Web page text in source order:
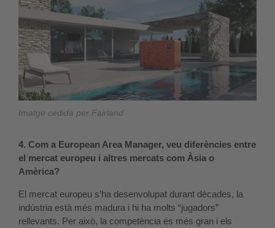
Imatge cedida per Fairland
4. Com a European Area Manager, veu diferències entre
el mercat europeu i altres mercats com Àsia o
Amèrica?
El mercat europeu s’ha desenvolupat durant dècades, la
indústria està més madura i hi ha molts “jugadors”
rellevants. Per això, la competència és més gran i els